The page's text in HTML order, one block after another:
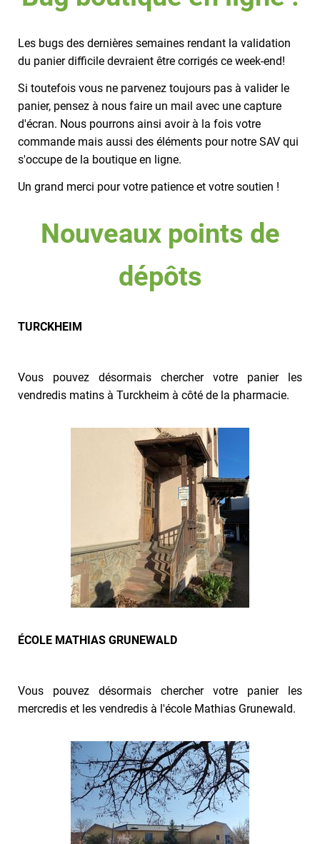
Les bugs des dernières semaines rendant la validation
du panier difficile devraient être corrigés ce week-end!
Si toutefois vous ne parvenez toujours pas à valider le
panier, pensez à nous faire un mail avec une capture
d'écran. Nous pourrons ainsi avoir à la fois votre
commande mais aussi des éléments pour notre SAV qui
s'occupe de la boutique en ligne.
Un grand merci pour votre patience et votre soutien !
Nouveaux points de
dépôts
TURCKHEIM
Vous pouvez désormais chercher votre panier les
vendredis matins à Turckheim à côté de la pharmacie.
ÉCOLE MATHIAS GRUNEWALD
Vous pouvez désormais chercher votre panier les
mercredis et les vendredis à l'école Mathias Grunewald.